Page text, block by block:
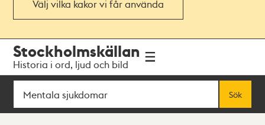
Välj vilka kakor vi får använda
navigationen
huvudinnehållet
Stockholmskällan
Historia i ord, ljud och bild
Sök
Sök